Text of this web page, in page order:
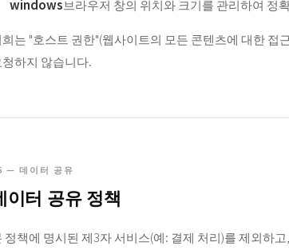
windows브라우저 창의 위치와 크기를 관리하여 정
는 "호스트 권한"(웹사이트의 모든 콘텐츠에 대한 접
하지 않습니다.
— 데이터 공유
이터 공유 정책
정책에 명시된 제3자 서비스(예: 결제 처리)를 제외하